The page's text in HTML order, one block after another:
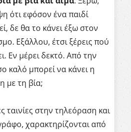
ότι εφόσον ένα παιδί
δε θα το κάνει έξω στον
Εξάλλου, έτσι ξέρεις πού
Εν μέρει δεκτό. Από την
καλό μπορεί να κάνει η
με τη βία;
ταινίες στην τηλεόραση και
χαρακτηρίζονται από